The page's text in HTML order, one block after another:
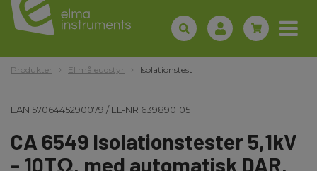
Produkter El måleudstyr Isolationstest
EAN 5706445290079 /EL-NR 6398901051
CA 6549 Isolationstester 5,1kV
- 10TΩ, med automatisk DAR,